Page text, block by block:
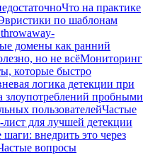
Что на практике
по шаблонам
домены как ранний
но не всёМониторинг
которые быстро
логика детекции при
злоупотреблений пробными
пользователейЧастые
лист для лучшей детекции
внедрить это через
вопросы